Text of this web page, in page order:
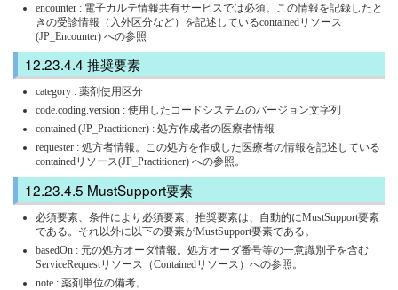
encounter : 電子カルテ情報共有サービスでは必須。この情報を記録したと
きの受診情報（入外区分など）を記述しているcontainedリソース
(JP_Encounter) への参照
推奨要素
category : 薬剤使用区分
code.coding.version : 使用したコードシステムのバージョン文字列
contained (JP_Practitioner) : 処方作成者の医療者情報
requester : 処方者情報。この処方を作成した医療者の情報を記述している
containedリソース(JP_Practitioner) への参照。
MustSupport要素
必須要素、条件により必須要素、推奨要素は、自動的にMustSupport要素
である。それ以外に以下の要素がMustSupport要素である。
basedOn : 元の処方オーダ情報。処方オーダ番号等の一意識別子を含む
ServiceRequestリソース（Containedリソース）への参照。
note : 薬剤単位の備考。